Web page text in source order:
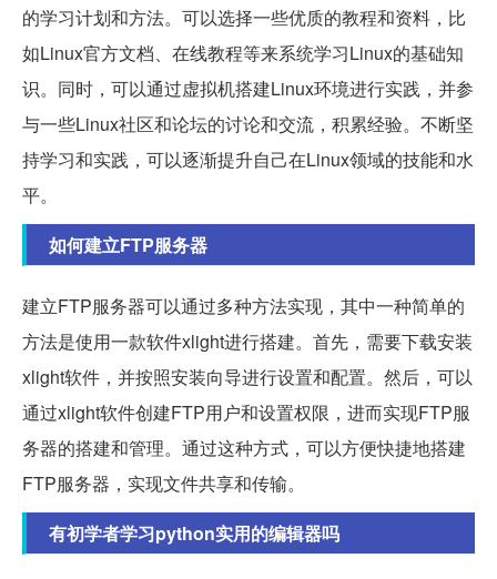
的学习计划和方法。可以选择一些优质的教程和资料，比
如Linux官方文档、在线教程等来系统学习Linux的基础知
识。同时，可以通过虚拟机搭建Linux环境进行实践，并参
与一些Linux社区和论坛的讨论和交流，积累经验。不断坚
持学习和实践，可以逐渐提升自己在Linux领域的技能和水
平。
如何建立FTP服务器
建立FTP服务器可以通过多种方法实现，其中一种简单的
方法是使用一款软件xlight进行搭建。首先，需要下载安装
xlight软件，并按照安装向导进行设置和配置。然后，可以
通过xlight软件创建FTP用户和设置权限，进而实现FTP服
务器的搭建和管理。通过这种方式，可以方便快捷地搭建
FTP服务器，实现文件共享和传输。
有初学者学习python实用的编辑器吗